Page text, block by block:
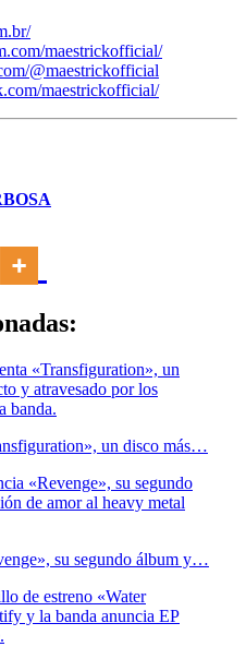
maestrickofficial/
@maestrickofficial
maestrickofficial/
un disco más…
su segundo álbum y…